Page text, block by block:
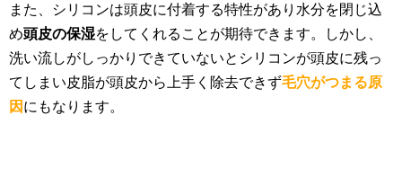
また、シリコンは頭皮に付着する特性があり水分を閉じ込
め頭皮の保湿をしてくれることが期待できます。しかし、
洗い流しがしっかりできていないとシリコンが頭皮に残っ
てしまい皮脂が頭皮から上手く除去できず毛穴がつまる原
因 にもなります。